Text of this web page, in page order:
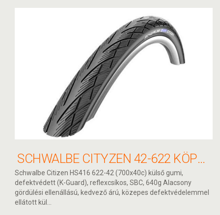
SCHWALBE CITYZEN 42-622 KÖPENY
Schwalbe Citizen HS416 622-42 (700x40c) külső gumi,
defektvédett (K-Guard), reflexcsíkos, SBC, 640g Alacsony
gördülési ellenállású, kedvező árú, közepes defektvédelemmel
ellátott kül...